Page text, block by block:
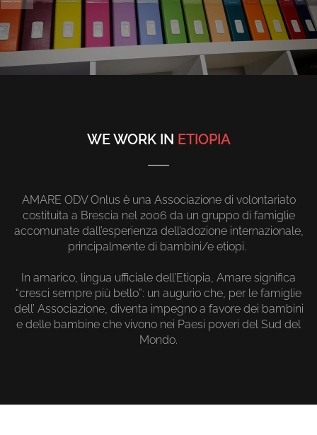
WE WORK IN ETIOPIA
AMARE ODV Onlus è una Associazione di volontariato
costituita a Brescia nel 2006 da un gruppo di famiglie
accomunate dall’esperienza dell’adozione internazionale,
principalmente di bambini/e etiopi.
In amarico, lingua ufficiale dell’Etiopia, Amare significa
“cresci sempre più bello”: un augurio che, per le famiglie
dell’ Associazione, diventa impegno a favore dei bambini
e delle bambine che vivono nei Paesi poveri del Sud del
Mondo.